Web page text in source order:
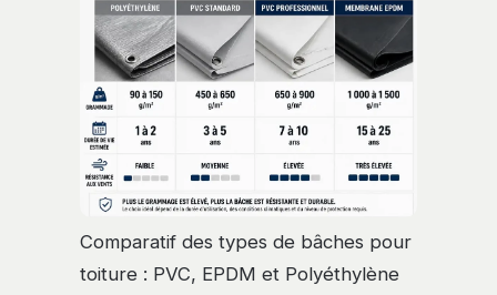
Comparatif des types de bâches pour
toiture : PVC, EPDM et Polyéthylène